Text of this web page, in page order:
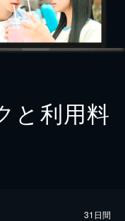
と利用料
31日間